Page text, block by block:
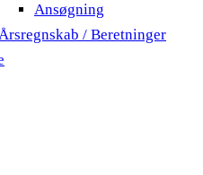
Ansøgning
/ Beretninger